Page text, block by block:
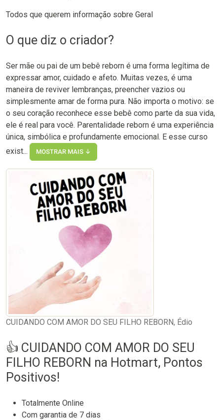
Todos que querem informação sobre Geral
O que diz o criador?
Ser mãe ou pai de um bebê reborn é uma forma legítima de
expressar amor, cuidado e afeto. Muitas vezes, é uma
maneira de reviver lembranças, preencher vazios ou
simplesmente amar de forma pura. Não importa o motivo: se
o seu coração reconhece esse bebê como parte da sua vida,
ele é real para você. Parentalidade reborn é uma experiência
única, simbólica e profundamente emocional. E esse curso
exist...
MOSTRAR MAIS ↓
CUIDANDO COM AMOR DO SEU FILHO REBORN, Édio
👍 CUIDANDO COM AMOR DO SEU
FILHO REBORN na Hotmart, Pontos
Positivos!
Totalmente Online
Com garantia de 7 dias